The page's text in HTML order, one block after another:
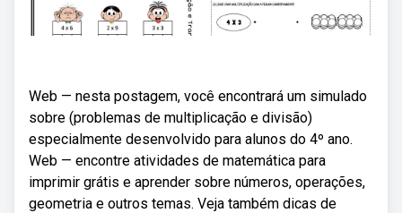
Web — nesta postagem, você encontrará um simulado
sobre (problemas de multiplicação e divisão)
especialmente desenvolvido para alunos do 4º ano.
Web — encontre atividades de matemática para
imprimir grátis e aprender sobre números, operações,
geometria e outros temas. Veja também dicas de